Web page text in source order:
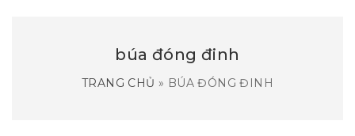
búa đóng đinh
TRANG CHỦ » BÚA ĐÓNG ĐINH